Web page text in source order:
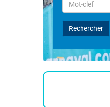
par
Mot-
clefRechercher